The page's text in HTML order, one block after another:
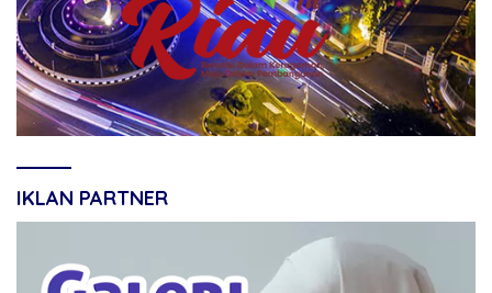
IKLAN PARTNER